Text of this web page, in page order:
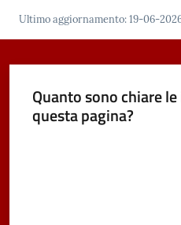
Ultimo aggiornamento:19-06-
Quanto sono chiare
questa pagina?